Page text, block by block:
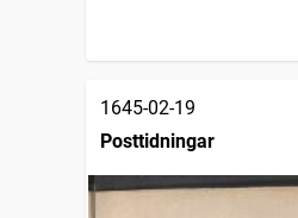
1645-02-19
Posttidningar